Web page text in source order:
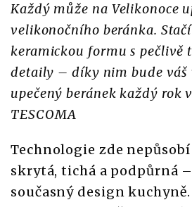
Každý může na Velikonoce
velikonočního beránka.
keramickou formu s pečlivě
detaily – díky nim bude váš
upečený beránek každý rok
TESCOMA
Technologie zde nepůsobí
skrytá, tichá a podpůrná
současný design